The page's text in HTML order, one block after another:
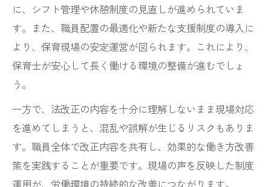
に、シフト管理や休憩制度の見直しが進められていま
す。また、職員配置の最適化や新たな支援制度の導入に
より、保育現場の安定運営が図られます。これにより、
保育士が安心して長く働ける環境の整備が進むでしょ
う。
一方で、法改正の内容を十分に理解しないまま現場対応
を進めてしまうと、混乱や誤解が生じるリスクもありま
す。職員全体で改正内容を共有し、効果的な働き方改善
策を実践することが重要です。現場の声を反映した制度
運用が、労働環境の持続的な改善につながります。